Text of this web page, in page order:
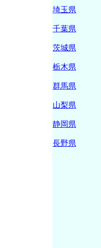
埼玉県
千葉県
茨城県
栃木県
群馬県
山梨県
静岡県
長野県